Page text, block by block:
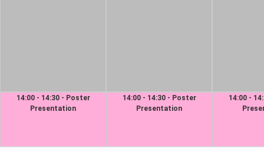
14:00 - 14:30 - Poster
Presentation
14:00 - 14:30 - Poster
Presentation
14:00 -